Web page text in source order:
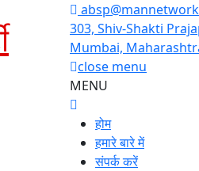
303, Shiv-Shakti
Mumbai,
close menu
MENU
menu
होम
हमारे बारे में
संपर्क करें